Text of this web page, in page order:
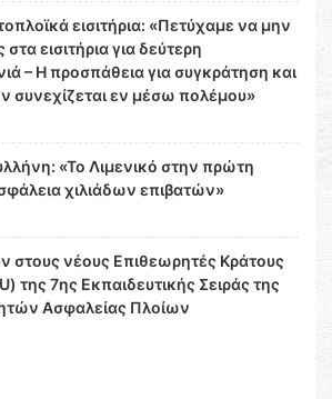
εισιτήρια: «Πετύχαμε να μην
εισιτήρια για δεύτερη
– Η προσπάθεια για συγκράτηση και
συνεχίζεται εν μέσω πολέμου»
«Το Λιμενικό στην πρώτη
χιλιάδων επιβατών»
στους νέους Επιθεωρητές Κράτους
της 7ης Εκπαιδευτικής Σειράς της
Ασφαλείας Πλοίων